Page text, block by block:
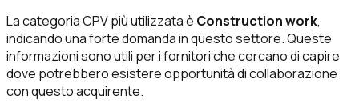
La categoria CPV più utilizzata è Construction work,
indicando una forte domanda in questo settore. Queste
informazioni sono utili per i fornitori che cercano di capire
dove potrebbero esistere opportunità di collaborazione
con questo acquirente.